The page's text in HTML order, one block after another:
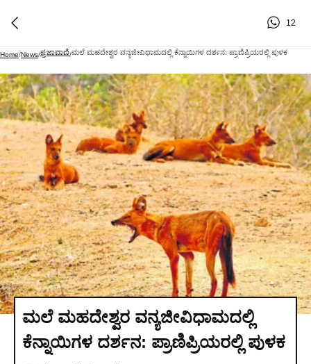
12
Home/News/ಪ್ರಜಾವಾಣಿ/ಮಲೆ ಮಹದೇಶ್ವರ ವನ್ಯಜೀವಿಧಾಮದಲ್ಲಿ ಕೆನ್ನಾಯಿಗಳ ದರ್ಶನ: ಪ್ರಾಣಿಪ್ರಿಯರಲ್ಲಿ ಪುಳಕ
ಮಲೆ ಮಹದೇಶ್ವರ ವನ್ಯಜೀವಿಧಾಮದಲ್ಲಿ
ಕೆನ್ನಾಯಿಗಳ ದರ್ಶನ: ಪ್ರಾಣಿಪ್ರಿಯರಲ್ಲಿ ಪುಳಕ